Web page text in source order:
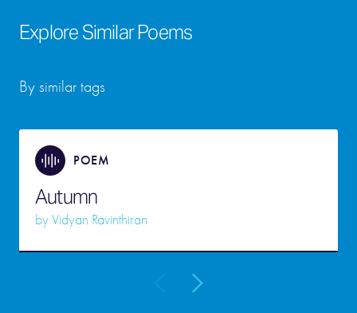
Explore Similar Poems
By similar tags
POEM
Autumn
byVidyan Ravinthiran